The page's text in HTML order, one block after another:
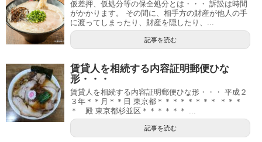
仮差押、仮処分等の保全処分とは・・・ 訴訟は時間
がかかります。 その間に、相手方の財産が他人の手
に渡ってしまったり、財産を隠したり、...
記事を読む
賃貸人を相続する内容証明郵便ひな
形・・・
賃貸人を相続する内容証明郵便ひな形・・・ 平成２
３年＊＊月＊＊日 東京都＊＊＊＊＊＊＊＊ ＊＊＊
＊ 殿 東京都杉並区＊＊＊＊＊＊ ...
記事を読む